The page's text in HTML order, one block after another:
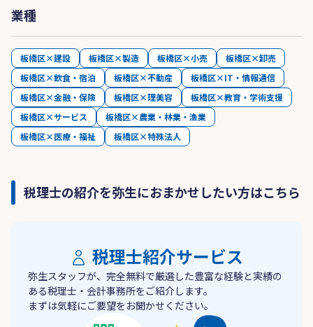
業種
板橋区×建設 板橋区×製造 板橋区×小売
板橋区×卸売
板橋区×飲食・宿泊
板橋区×不動産
板橋区×IT・情報通信
板橋区×金融・保険
板橋区×理美容
板橋区×教育・学術支援
板橋区×サービス
板橋区×農業・林業・漁業
板橋区×医療・福祉
板橋区×特殊法人
税理士の紹介を弥生におまかせしたい方はこちら
税理士紹介サービス
弥生スタッフが、完全無料で厳選した豊富な経験と実績の
ある税理士・会計事務所をご紹介します。
まずは気軽にご要望をお聞かせください。